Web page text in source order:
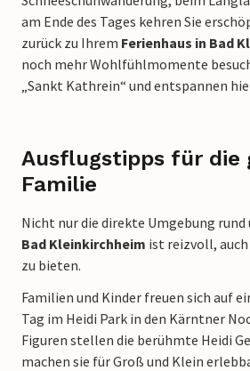
am Ende des Tages kehren Sie
zurück zu Ihrem Ferienhaus in Bad
noch mehr Wohlfühlmomente
„Sankt Kathrein“ und entspannen
Ausflugstipps für die
Familie
Nicht nur die direkte Umgebung rund
Bad Kleinkirchheim ist reizvoll,
zu bieten.
Familien und Kinder freuen sich auf
Tag im Heidi Park in den Kärntner
Figuren stellen die berühmte Heidi
machen sie für Groß und Klein